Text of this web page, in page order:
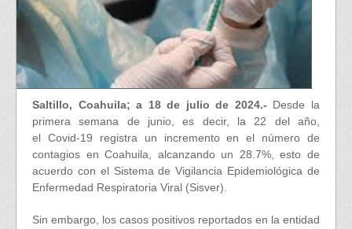
Saltillo, Coahuila; a 18 de julio de 2024.- Desde la
primera semana de junio, es decir, la 22 del año,
el Covid-19 registra un incremento en el número de
contagios en Coahuila, alcanzando un 28.7%, esto de
acuerdo con el Sistema de Vigilancia Epidemiológica de
Enfermedad Respiratoria Viral (Sisver).
Sin embargo, los casos positivos reportados en la entidad